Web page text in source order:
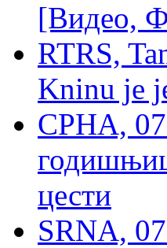
[Видео,
RTRS,
Kninu je
СРНА,
цести
SRNA,